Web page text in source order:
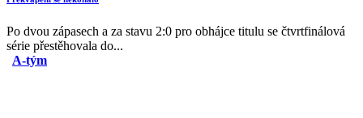
Po dvou zápasech a za stavu 2:0 pro obhájce titulu se čtvrtfinálová
série přestěhovala do...
A-tým